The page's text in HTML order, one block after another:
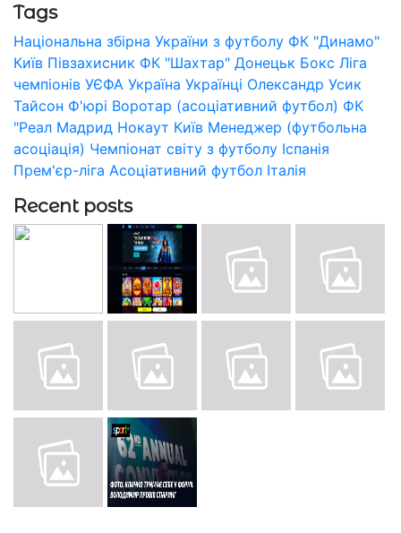
Tags
Національна збірна України з футболу ФК "Динамо"
Київ Півзахисник ФК "Шахтар" Донецьк Бокс Ліга
чемпіонів УЄФА Україна Українці Олександр Усик
Тайсон Ф'юрі Воротар (асоціативний футбол) ФК
"Реал Мадрид Нокаут Київ Менеджер (футбольна
асоціація) Чемпіонат світу з футболу Іспанія
Прем'єр-ліга Асоціативний футбол Італія
Recent posts